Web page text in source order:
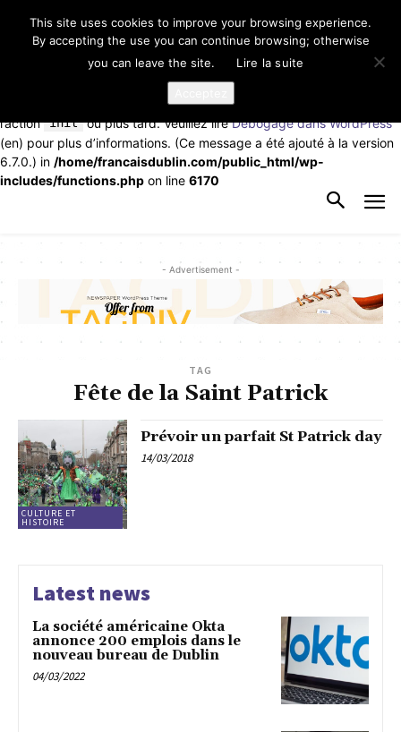
Notice: La fonction _load_textdomain_just_in_time a été appelée de
façonincorrecte. Le chargement de la traduction pour le domaine
td-cloud-library a été déclenché trop tôt. Cela indique
généralement que du code dans l’extension ou le thème s’exécute
trop tôt. Les traductions doivent être chargées au moment de
l’action init ou plus tard. Veuillez lireDébogage dans WordPress
(en) pour plus d’informations. (Ce message a été ajouté à la version
6.7.0.) in /home/francaisdublin.com/public_html/wp-
includes/functions.php on line 6170
- Advertisement -
TAG
Fête de la Saint Patrick
CULTURE ET
HISTOIRE
Prévoir un parfait St Patrick day
14/03/2018
Latest news
La société américaine Okta
annonce 200 emplois dans le
nouveau bureau de Dublin
04/03/2022
This site uses cookies to improve your browsing experience.
By accepting the use you can continue browsing; otherwise
you can leave the site.
Lire la suite